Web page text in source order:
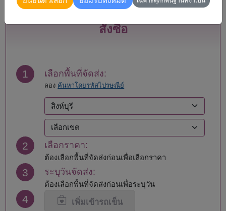
ชุมพร
ตาก
นครนายก
นครปฐม
นครพนม
นครราชสีมา
นครศรีธรรมราช
นครสวรรค์
นนทบุรี
น่าน
ปทุมธานี
ประจวบคีรีขันธ์
ปราจีนบุรี
ลพบุรี
สุพรรณบุรี
สุรินทร์
อ่างทอง
สั่งซื้อ
1 เลือกพื้นที่จัดส่ง:
ลอง ค้นหาโดยรหัสไปรษณีย์
2 เลือกราคา:
ต้องเลือกพื้นที่จัดส่งก่อนเพื่อเลือกราคา
3 ระบุวันจัดส่ง:
ต้องเลือกพื้นที่จัดส่งก่อนเพื่อระบุวัน
4 เพิ่มเข้ารถเข็น